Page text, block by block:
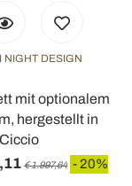
NIGHT DESIGN
mit optionalem
hergestellt in
€ 1.997,64 - 20%